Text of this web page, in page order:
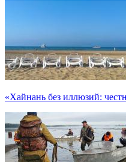
«Хайнань без иллюзий: